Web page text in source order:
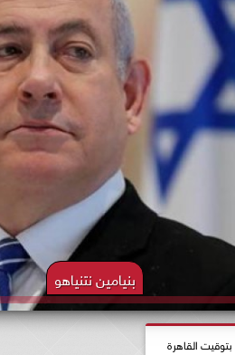
بنيامين نتنياهو
بتوقيت القاهرة